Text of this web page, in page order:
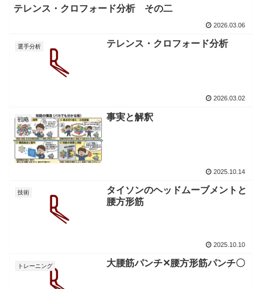
テレンス・クロフォード分析 その二
2026.03.06
選手分析 テレンス・クロフォード分析
2026.03.02
戦略 事実と解釈
2025.10.14
技術
タイソンのヘッドムーブメントと
腰方形筋
2025.10.10
トレーニング 大腰筋パンチ✕腰方形筋パンチ〇